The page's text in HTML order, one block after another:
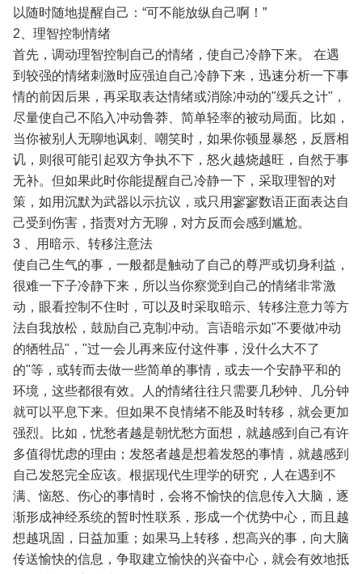
以随时随地提醒自己：“可不能放纵自己啊！”
2、理智控制情绪
首先，调动理智控制自己的情绪，使自己冷静下来。 在遇
到较强的情绪刺激时应强迫自己冷静下来，迅速分析一下事
情的前因后果，再采取表达情绪或消除冲动的"缓兵之计"，
尽量使自己不陷入冲动鲁莽、简单轻率的被动局面。比如，
当你被别人无聊地讽刺、嘲笑时，如果你顿显暴怒，反唇相
讥，则很可能引起双方争执不下，怒火越烧越旺，自然于事
无补。但如果此时你能提醒自己冷静一下，采取理智的对
策，如用沉默为武器以示抗议，或只用寥寥数语正面表达自
己受到伤害，指责对方无聊，对方反而会感到尴尬。
3 、用暗示、转移注意法
使自己生气的事，一般都是触动了自己的尊严或切身利益，
很难一下子冷静下来，所以当你察觉到自己的情绪非常激
动，眼看控制不住时，可以及时采取暗示、转移注意力等方
法自我放松，鼓励自己克制冲动。言语暗示如"不要做冲动
的牺牲品"，"过一会儿再来应付这件事，没什么大不了
的"等，或转而去做一些简单的事情，或去一个安静平和的
环境，这些都很有效。人的情绪往往只需要几秒钟、几分钟
就可以平息下来。但如果不良情绪不能及时转移，就会更加
强烈。比如，忧愁者越是朝忧愁方面想，就越感到自己有许
多值得忧虑的理由；发怒者越是想着发怒的事情，就越感到
自己发怒完全应该。根据现代生理学的研究，人在遇到不
满、恼怒、伤心的事情时，会将不愉快的信息传入大脑，逐
渐形成神经系统的暂时性联系，形成一个优势中心，而且越
想越巩固，日益加重；如果马上转移，想高兴的事，向大脑
传送愉快的信息，争取建立愉快的兴奋中心，就会有效地抵